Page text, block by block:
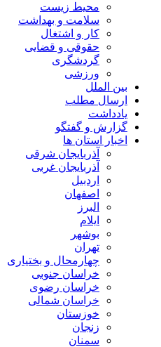
محیط زیست
سلامت و بهداشت
کار و اشتغال
حقوقی و قضایی
گردشگری
ورزشی
بین الملل
ارسال مطلب
یادداشت
گزارش و گفتگو
اخبار استان ها
آذربایجان شرقی
آذربایجان غربی
اردبیل
اصفهان
البرز
ایلام
بوشهر
تهران
چهارمحال و بختیاری
خراسان جنوبی
خراسان رضوی
خراسان شمالی
خوزستان
زنجان
سمنان